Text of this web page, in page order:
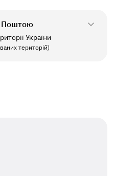
Поштою
України
територій)